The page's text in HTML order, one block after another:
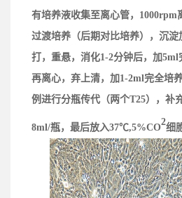
有培养液收集至离心管，1000rpm
过渡培养 （后期对比培养）
，沉淀
打，重悬，消化1-2分钟后，加5ml
再离心，弃上清，加1-2ml完全培
例进行分瓶传代（两个T25），补
8ml/瓶，最后放入37℃,5%CO
2
细